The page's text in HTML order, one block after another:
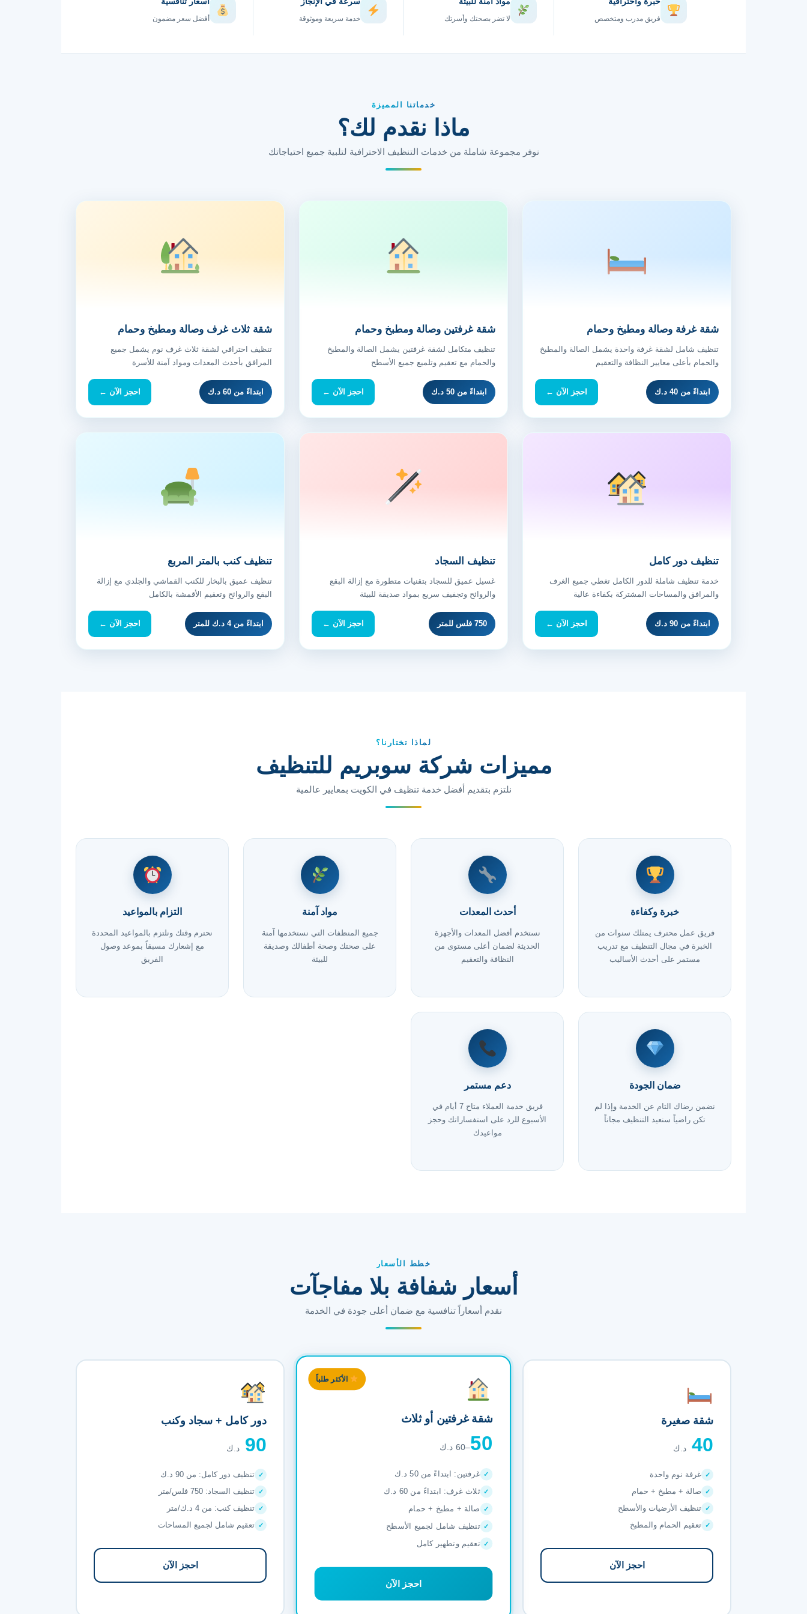
فريق مدرب ومتخصص لا تضر بصحتك وأسرتك خدمة سريعة وموثوقة أفضل سعر مضمون
خدماتنا المميزة
ماذا نقدم لك؟
نوفر مجموعة شاملة من خدمات التنظيف الاحترافية لتلبية جميع احتياجاتك
شقة غرفة وصالة ومطبخ وحمام
تنظيف شامل لشقة غرفة واحدة يشمل الصالة والمطبخ
والحمام بأعلى معايير النظافة والتعقيم
ابتداءً من 40 د.ك احجز الآن ←
شقة غرفتين وصالة ومطبخ وحمام
تنظيف متكامل لشقة غرفتين يشمل الصالة والمطبخ
والحمام مع تعقيم وتلميع جميع الأسطح
ابتداءً من 50 د.ك احجز الآن ←
شقة ثلاث غرف وصالة ومطبخ وحمام
تنظيف احترافي لشقة ثلاث غرف نوم يشمل جميع
المرافق بأحدث المعدات ومواد آمنة للأسرة
ابتداءً من 60 د.ك احجز الآن ←
تنظيف دور كامل
خدمة تنظيف شاملة للدور الكامل تغطي جميع الغرف
والمرافق والمساحات المشتركة بكفاءة عالية
ابتداءً من 90 د.ك احجز الآن ←
تنظيف السجاد
غسيل عميق للسجاد بتقنيات متطورة مع إزالة البقع
والروائح وتجفيف سريع بمواد صديقة للبيئة
750 فلس للمتر احجز الآن ←
تنظيف كنب بالمتر المربع
تنظيف عميق بالبخار للكنب القماشي والجلدي مع إزالة
البقع والروائح وتعقيم الأقمشة بالكامل
ابتداءً من 4 د.ك للمتر احجز الآن ←
لماذا تختارنا؟
مميزات شركة سوبريم للتنظيف
نلتزم بتقديم أفضل خدمة تنظيف في الكويت بمعايير عالمية
خبرة وكفاءة
فريق عمل محترف يمتلك سنوات من
الخبرة في مجال التنظيف مع تدريب
مستمر على أحدث الأساليب
أحدث المعدات
نستخدم أفضل المعدات والأجهزة
الحديثة لضمان أعلى مستوى من
النظافة والتعقيم
مواد آمنة
جميع المنظفات التي نستخدمها آمنة
على صحتك وصحة أطفالك وصديقة
للبيئة
التزام بالمواعيد
نحترم وقتك ونلتزم بالمواعيد المحددة
مع إشعارك مسبقاً بموعد وصول
الفريق
ضمان الجودة
نضمن رضاك التام عن الخدمة وإذا لم
تكن راضياً سنعيد التنظيف مجاناً
دعم مستمر
فريق خدمة العملاء متاح 7 أيام في
الأسبوع للرد على استفساراتك وحجز
مواعيدك
خطط الأسعار
أسعار شفافة بلا مفاجآت
نقدم أسعاراً تنافسية مع ضمان أعلى جودة في الخدمة
شقة صغيرة
40 د.ك
غرفة نوم واحدة
صالة + مطبخ + حمام
تنظيف الأرضيات والأسطح
تعقيم الحمام والمطبخ
احجز الآن
الأكثر طلباً
شقة غرفتين أو ثلاث
50–60 د.ك
غرفتين: ابتداءً من 50 د.ك
ثلاث غرف: ابتداءً من 60 د.ك
صالة + مطبخ + حمام
تنظيف شامل لجميع الأسطح
تعقيم وتطهير كامل
احجز الآن
دور كامل + سجاد وكنب
90 د.ك
تنظيف دور كامل: من 90 د.ك
تنظيف السجاد: 750 فلس/متر
تنظيف كنب: من 4 د.ك/متر
تعقيم شامل لجميع المساحات
احجز الآن